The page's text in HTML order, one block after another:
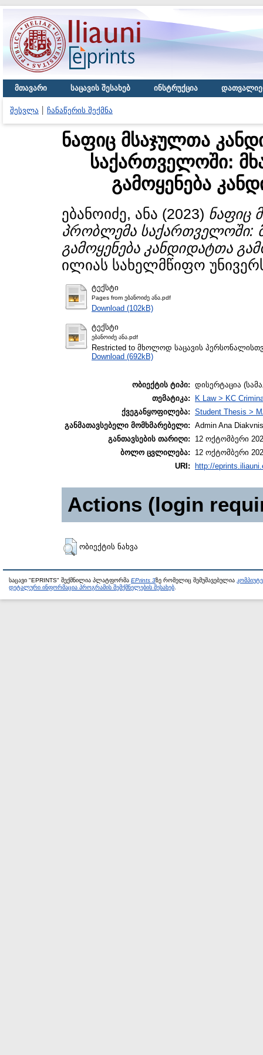
მთავარი საცავის შესახებ ინსტრუქცია
შესვლა ჩანაწერის შექმნა
ნაფიც მსაჯულთა
საქართველოში:
გამოყენება
ებანოიძე, ანა (2023) ნაფიც
პრობლემა საქართველოში:
გამოყენება კანდიდატთა
ილიას სახელმწიფო
ტექსტი
Pages from ებანოიძე ანა.pdf
Download (102kB)
ტექსტი
ებანოიძე ანა.pdf
Restricted to მხოლოდ საცავის
Download (692kB)
ობიექტის ტიპი: დისერტაცია
თემატიკა:
K Law > KC
ქვეგანყოფილება: Student Thesis >
განმათავსებელი მომხმარებელი: Admin Ana
განთავსების თარიღი:
12 ოქტომბერი
ბოლო ცვლილება:
12 ოქტომბერი
URI:
http://
Actions (login
ობიექტის ნახვა
საცავი "EPRINTS" შექმნილია პლატფორმა EPrints 3ზე რომელიც შემუშავებულია
დეტალური ინფორმაცია პროგრამის შემქმნელების შესახებ.